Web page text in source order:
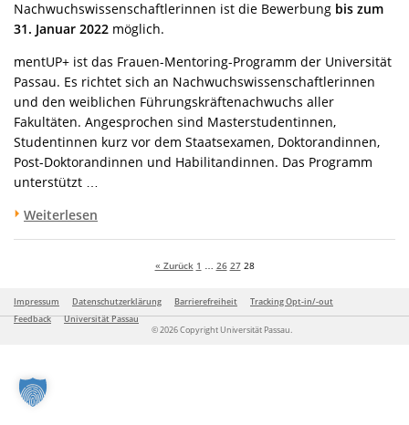
Nachwuchswissenschaftlerinnen ist die Bewerbung bis zum
31. Januar 2022 möglich.
mentUP+ ist das Frauen-Mentoring-Programm der Universität
Passau. Es richtet sich an Nachwuchswissenschaftlerinnen
und den weiblichen Führungskräftenachwuchs aller
Fakultäten. Angesprochen sind Masterstudentinnen,
Studentinnen kurz vor dem Staatsexamen, Doktorandinnen,
Post-Doktorandinnen und Habilitandinnen. Das Programm
unterstützt …
Weiterlesen
« Zurück 1 26 27 28
Impressum Datenschutzerklärung Barrierefreiheit
Tracking Opt-in/-out
Feedback
Universität Passau
© 2026 Copyright Universität Passau.